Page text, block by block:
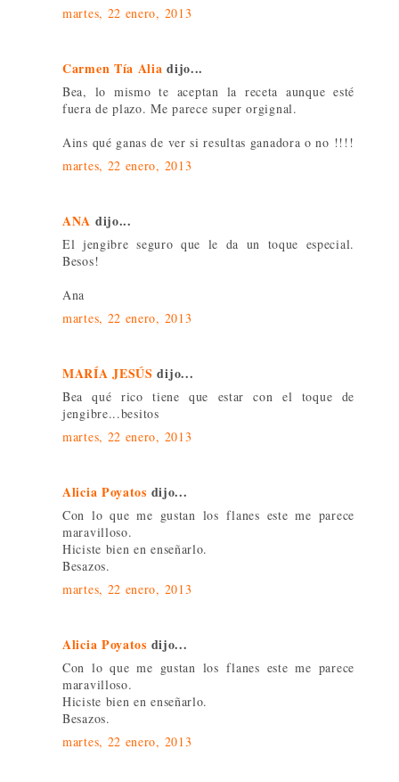
martes, 22 enero, 2013
Carmen Tía Alia dijo...
Bea, lo mismo te aceptan la receta aunque esté
fuera de plazo. Me parece super orgignal.
Ains qué ganas de ver si resultas ganadora o no !!!!
martes, 22 enero, 2013
ANA dijo...
El jengibre seguro que le da un toque especial.
Besos!
Ana
martes, 22 enero, 2013
MARÍA JESÚS dijo...
Bea qué rico tiene que estar con el toque de
jengibre...besitos
martes, 22 enero, 2013
Alicia Poyatos dijo...
Con lo que me gustan los flanes este me parece
maravilloso.
Hiciste bien en enseñarlo.
Besazos.
martes, 22 enero, 2013
Alicia Poyatos dijo...
Con lo que me gustan los flanes este me parece
maravilloso.
Hiciste bien en enseñarlo.
Besazos.
martes, 22 enero, 2013